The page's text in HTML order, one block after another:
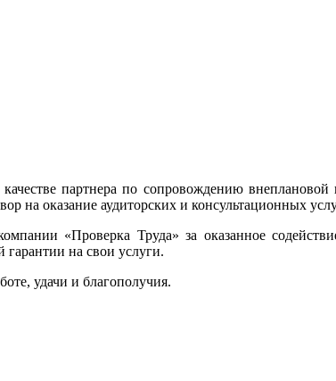
партнера по сопровождению внеплановой
оказание аудиторских и консультационных
«Проверка Труда» за оказанное
на свои услуги.
удачи и благополучия.